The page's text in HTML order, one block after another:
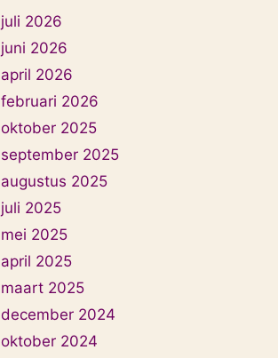
juli 2026
juni 2026
april 2026
februari 2026
oktober 2025
september 2025
augustus 2025
juli 2025
mei 2025
april 2025
maart 2025
december 2024
oktober 2024